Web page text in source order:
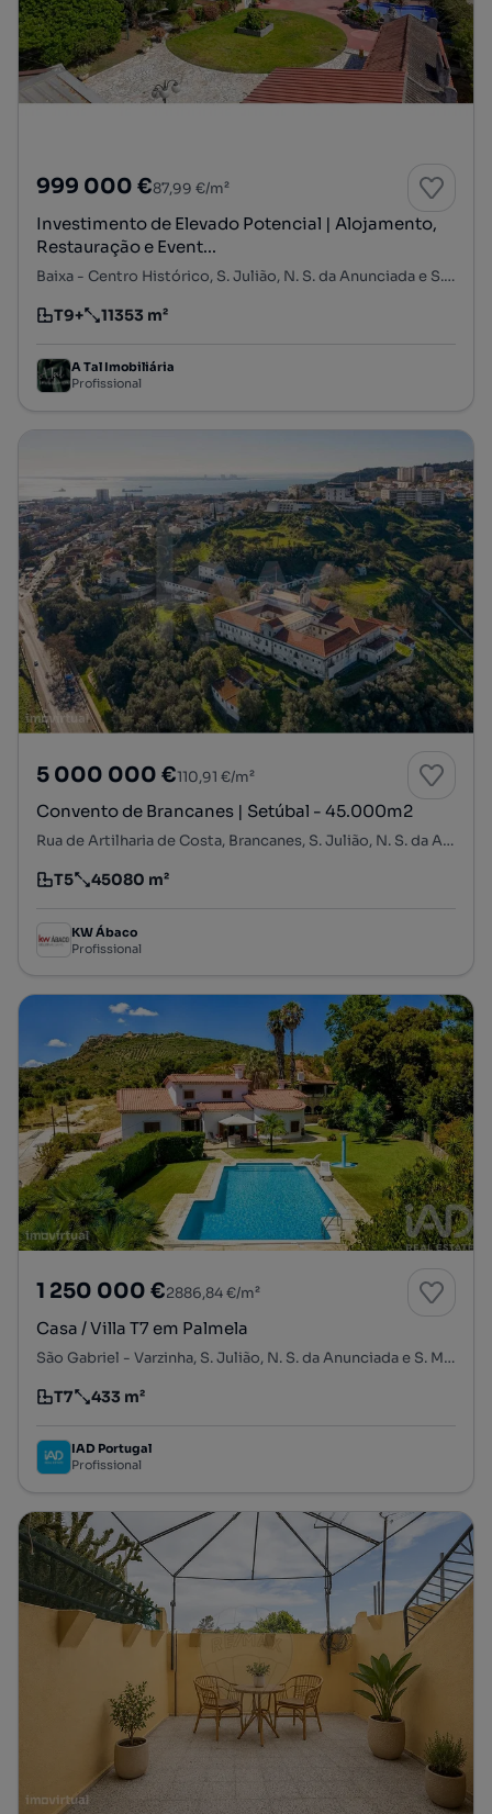
999 000 €87,99 €/m²
Investimento de Elevado Potencial | Alojamento,
Restauração e Event...
Baixa - Centro Histórico, S. Julião, N. S. da Anunciada e S. Maria da Graça, Setúbal, Setúbal
Tipologia
T9+
Preço por metro quadrado
11353 m²
A Tal Imobiliária
Profissional
5 000 000 €110,91 €/m²
Convento de Brancanes | Setúbal - 45.000m2
Rua de Artilharia de Costa, Brancanes, S. Julião, N. S. da Anunciada e S. Maria da Graça, Setúbal, Setúbal
Tipologia
T5
Preço por metro quadrado
45080 m²
KW Ábaco
Profissional
1 250 000 €2886,84 €/m²
Casa / Villa T7 em Palmela
São Gabriel - Varzinha, S. Julião, N. S. da Anunciada e S. Maria da Graça, Setúbal, Setúbal
Tipologia
T7
Preço por metro quadrado
433 m²
IAD Portugal
Profissional